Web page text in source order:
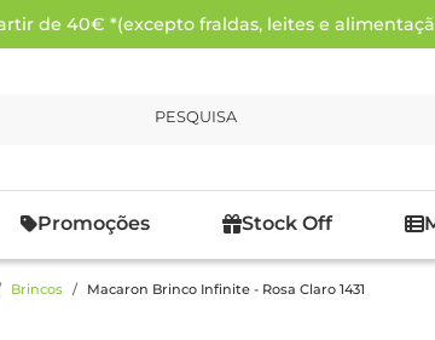
de 40€ *(excepto fraldas, leites e
PESQUISA
Promoções Stock Off
Brincos Macaron Brinco Infinite - Rosa Claro 1431